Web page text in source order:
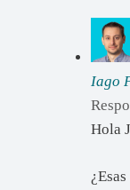
Iago
Hola